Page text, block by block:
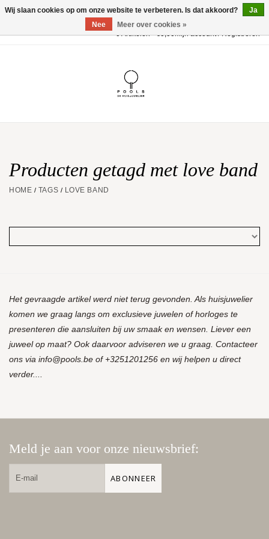
0 Artikelen - €0,00Mijn account / Registreren
Huwelijk
Aanbiedingen
Producten getagd met love band
HOME / TAGS / LOVE BAND
Het gevraagde artikel werd niet terug gevonden. Als huisjuwelier
komen we graag langs om exclusieve juwelen of horloges te
presenteren die aansluiten bij uw smaak en wensen. Liever een
juweel op maat? Ook daarvoor adviseren we u graag. Contacteer
ons via info@pools.be of +3251201256 en wij helpen u direct
verder....
Meld je aan voor onze nieuwsbrief:
ABONNEER
Wij slaan cookies op om onze website te verbeteren. Is dat akkoord?
Ja
Nee
Meer over cookies »